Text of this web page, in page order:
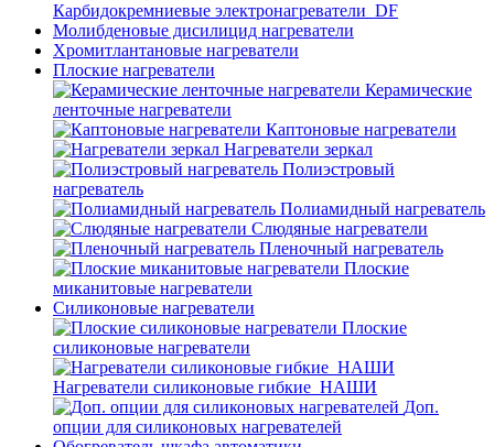
Карбидокремниевые электронагреватели_DF
Молибденовые дисилицид нагреватели
Хромитлантановые нагреватели
Плоские нагреватели
Керамические
ленточные нагреватели
Каптоновые нагреватели
Нагреватели зеркал
Полиэстровый
нагреватель
Полиамидный нагреватель
Слюдяные нагреватели
Пленочный нагреватель
Плоские
миканитовые нагреватели
Силиконовые нагреватели
Плоские
силиконовые нагреватели
Нагреватели силиконовые гибкие_НАШИ
Доп.
опции для силиконовых нагревателей